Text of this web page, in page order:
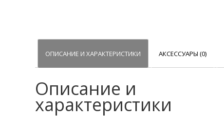
ОПИСАНИЕ И ХАРАКТЕРИСТИКИ АКСЕССУАРЫ (0)
Описание и
характеристики